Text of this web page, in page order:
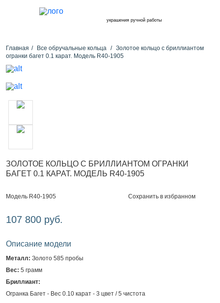
украшения ручной работы
Главная Все обручальные кольца
Золотое кольцо с бриллиантом
огранки багет 0.1 карат. Модель R40-1905
ЗОЛОТОЕ КОЛЬЦО С БРИЛЛИАНТОМ ОГРАНКИ
БАГЕТ 0.1 КАРАТ. МОДЕЛЬ R40-1905
Модель R40-1905 Сохранить в избранном
107 800 руб.
Описание модели
Металл: Золото 585 пробы
Вес: 5 грамм
Бриллиант:
Огранка Багет - Вес 0.10 карат - 3 цвет / 5 чистота